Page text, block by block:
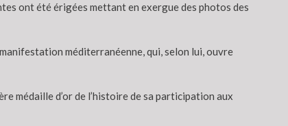
ont été érigées mettant en exergue des photos des
méditerranéenne, qui, selon lui, ouvre
médaille d’or de l’histoire de sa participation aux